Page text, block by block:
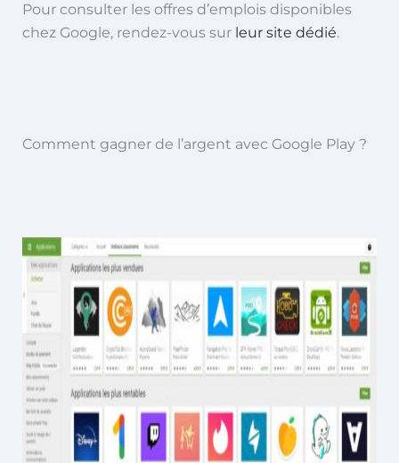
Pour consulter les offres d’emplois disponibles
chez Google, rendez-vous sur leur site dédié.
Comment gagner de l’argent avec Google Play ?